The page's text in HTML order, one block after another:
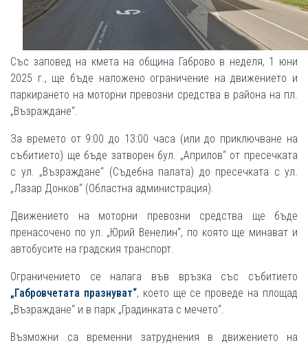
Със заповед на кмета на община Габрово в неделя, 1 юни
2025 г., ще бъде наложено ограничение на движението и
паркирането на моторни превозни средства в района на пл.
„Възраждане“.
За времето от 9:00 до 13:00 часа (или до приключване на
събитието) ще бъде затворен бул. „Априлов“ от пресечката
с ул. „Възраждане“ (Съдебна палата) до пресечката с ул.
„Лазар Донков“ (Областна администрация).
Движението на моторни превозни средства ще бъде
пренасочено по ул. „Юрий Венелин“, по която ще минават и
автобусите на градския транспорт.
Ограничението се налага във връзка със събитието
„Габровчетата празнуват“, което ще се проведе на площад
„Възраждане“ и в парк „Градинката с мечето“.
Възможни са временни затруднения в движението на